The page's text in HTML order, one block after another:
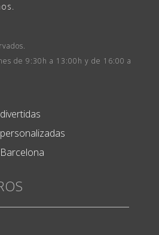
de 9:30h a 13:00h y de 16:00 a